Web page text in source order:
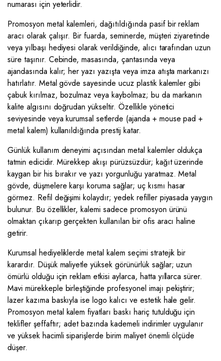
numarası için yeterlidir.
Promosyon metal kalemleri, dağıtıldığında pasif bir reklam
aracı olarak çalışır. Bir fuarda, seminerde, müşteri ziyaretinde
veya yılbaşı hediyesi olarak verildiğinde, alıcı tarafından uzun
süre taşınır. Cebinde, masasında, çantasında veya
ajandasında kalır; her yazı yazışta veya imza atışta markanızı
hatırlatır. Metal gövde sayesinde ucuz plastik kalemler gibi
çabuk kırılmaz, bozulmaz veya kaybolmaz; bu da markanın
kalite algısını doğrudan yükseltir. Özellikle yönetici
seviyesinde veya kurumsal setlerde (ajanda + mouse pad +
metal kalem) kullanıldığında prestij katar.
Günlük kullanım deneyimi açısından metal kalemler oldukça
tatmin edicidir. Mürekkep akışı pürüzsüzdür; kağıt üzerinde
kaygan bir his bırakır ve yazı yorgunluğu yaratmaz. Metal
gövde, düşmelere karşı koruma sağlar; uç kısmı hasar
görmez. Refil değişimi kolaydır; yedek refiller piyasada yaygın
bulunur. Bu özellikler, kalemi sadece promosyon ürünü
olmaktan çıkarıp gerçekten kullanılan bir ofis aracı haline
getirir.
Kurumsal hediyeliklerde metal kalem seçimi stratejik bir
karardır. Düşük maliyetle yüksek görünürlük sağlar; uzun
ömürlü olduğu için reklam etkisi aylarca, hatta yıllarca sürer.
Mavi mürekkeple birleştiğinde profesyonel imajı pekiştirir;
lazer kazıma baskıyla ise logo kalıcı ve estetik hale gelir.
Promosyon metal kalem fiyatları baskı hariç tutulduğu için
teklifler şeffaftır; adet bazında kademeli indirimler uygulanır
ve yüksek hacimli siparişlerde birim maliyet önemli ölçüde
düşer.